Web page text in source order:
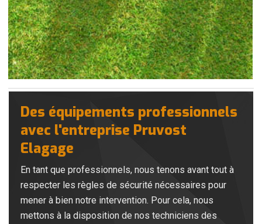
Des équipements professionnels
avec l'entreprise Pruvost
Elagage
En tant que professionnels, nous tenons avant tout à
respecter les règles de sécurité nécessaires pour
mener à bien notre intervention. Pour cela, nous
mettons à la disposition de nos techniciens des